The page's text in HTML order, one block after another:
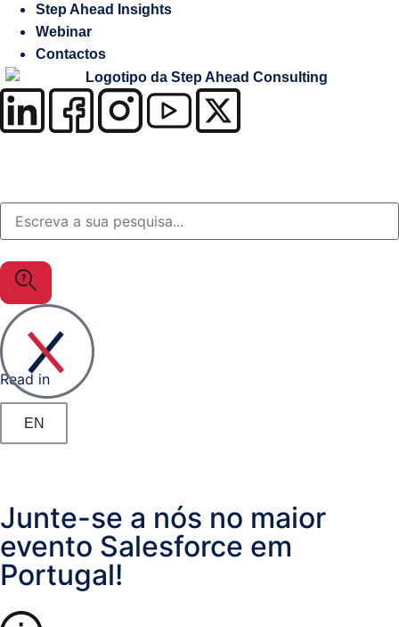
Soluções
à
medida
OutSystems
Setor
da
MuleSoft
Gestão
Documental
/
Processos
Analytics
Resolução
Alternativa
Step Ahead Insights
Webinar
Contactos
Read in
EN
Junte-se a nós no maior
evento Salesforce em
Portugal!